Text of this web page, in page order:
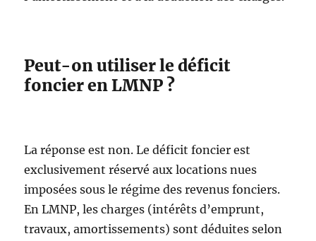
Peut-on utiliser le déficit
foncier en LMNP ?
La réponse est non. Le déficit foncier est
exclusivement réservé aux locations nues
imposées sous le régime des revenus fonciers.
En LMNP, les charges (intérêts d’emprunt,
travaux, amortissements) sont déduites selon